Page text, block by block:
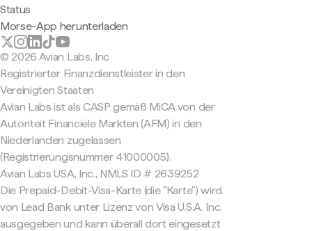
Status
Morse-App herunterladen
© 2026 Avian Labs, Inc
Registrierter Finanzdienstleister in den
Vereinigten Staaten
Avian Labs ist als CASP gemäß MiCA von der
Autoriteit Financiële Markten (AFM) in den
Niederlanden zugelassen
(Registrierungsnummer 41000005).
Avian Labs USA, Inc., NMLS ID # 2639252
Die Prepaid-Debit-Visa-Karte (die "Karte") wird
von Lead Bank unter Lizenz von Visa U.S.A. Inc.
ausgegeben und kann überall dort eingesetzt